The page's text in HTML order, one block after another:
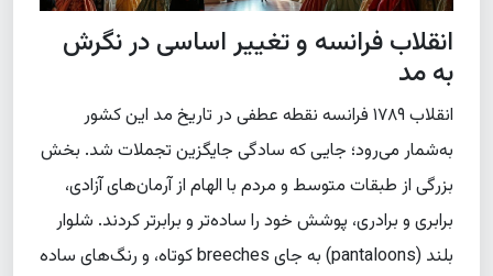
انقلاب فرانسه و تغییر اساسی در نگرش
به مد
انقلاب ۱۷۸۹ فرانسه نقطه عطفی در تاریخ مد این کشور
به‌شمار می‌رود؛ جایی که سادگی جایگزین تجملات شد. بخش
بزرگی از طبقات متوسط و مردم با الهام از آرمان‌های آزادی،
برابری و برادری، پوشش خود را ساده‌تر و برابرتر کردند. شلوار
بلند (pantaloons) به جای breeches کوتاه، و رنگ‌های ساده